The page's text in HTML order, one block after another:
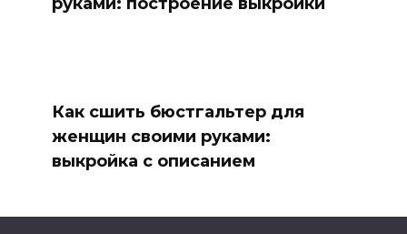
Как сшить бюстгальтер для
женщин своими руками:
выкройка с описанием